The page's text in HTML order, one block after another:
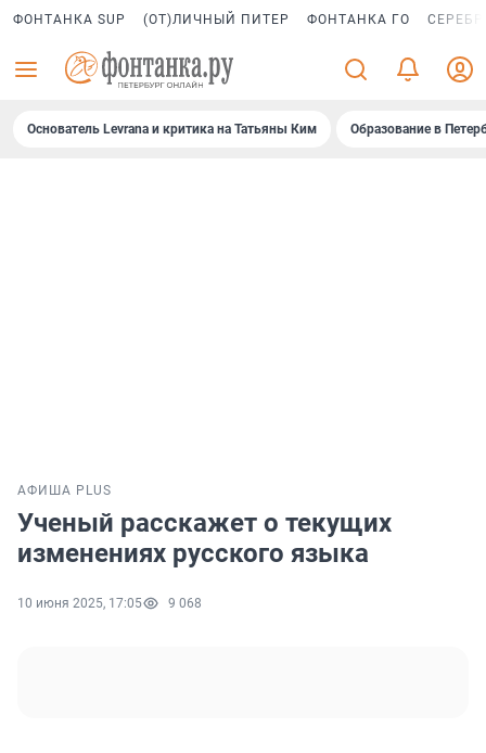
ФОНТАНКА SUP (ОТ)ЛИЧНЫЙ ПИТЕР ФОНТАНКА ГО
Основатель Levrana и критика на Татьяны Ким Образование в
АФИША PLUS
Ученый расскажет о текущих
изменениях русского языка
10 июня 2025, 17:05 9 068